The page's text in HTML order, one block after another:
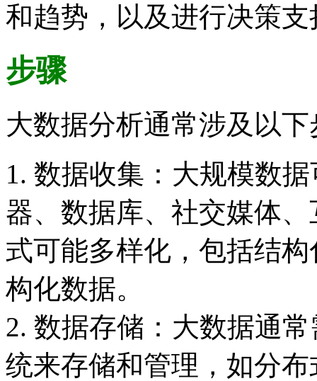
和趋势，以及进行决策
步骤
大数据分析通常涉及以下
1. 数据收集：大规模数
器、数据库、社交媒体
式可能多样化，包括结
构化数据。
2. 数据存储：大数据通
统来存储和管理，如分布